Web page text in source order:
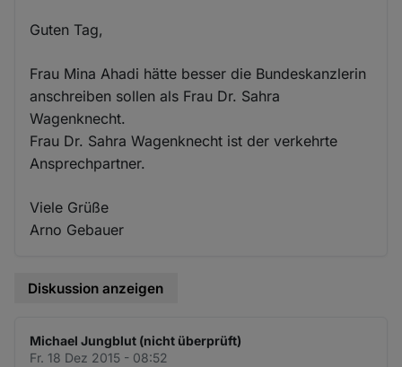
Guten Tag,
Frau Mina Ahadi hätte besser die Bundeskanzlerin
anschreiben sollen als Frau Dr. Sahra
Wagenknecht.
Frau Dr. Sahra Wagenknecht ist der verkehrte
Ansprechpartner.
Viele Grüße
Arno Gebauer
Diskussion anzeigen
Michael Jungblut (nicht überprüft)
Fr. 18 Dez 2015 - 08:52